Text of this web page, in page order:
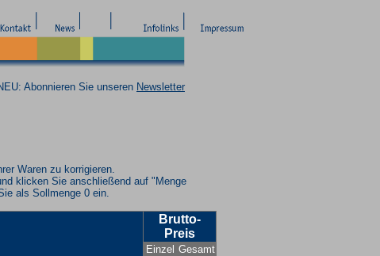
Abonnieren Sie unseren Newsletter
Waren zu korrigieren.
klicken Sie anschließend auf "Menge
als Sollmenge 0 ein.
Brutto-
Preis
Einzel Gesamt